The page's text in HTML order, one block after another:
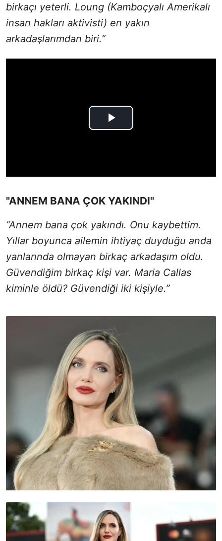
birkaçı yeterli. Loung (Kamboçyalı Amerikalı
insan hakları aktivisti) en yakın
arkadaşlarımdan biri.”
"ANNEM BANA ÇOK YAKINDI"
“Annem bana çok yakındı. Onu kaybettim.
Yıllar boyunca ailemin ihtiyaç duyduğu anda
yanlarında olmayan birkaç arkadaşım oldu.
Güvendiğim birkaç kişi var. Maria Callas
kiminle öldü? Güvendiği iki kişiyle.”